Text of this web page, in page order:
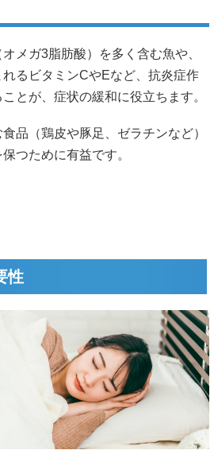
メガ3脂肪酸）を多く含む魚や、
るビタミンCやEなど、抗炎症作
とが、症状の緩和に役立ちます。
品（鶏皮や豚足、ゼラチンなど）
つために有益です。
性